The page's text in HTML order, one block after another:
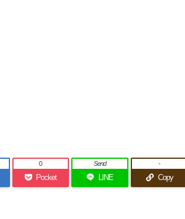
Pocket
0
LINE
Send
Copy
-